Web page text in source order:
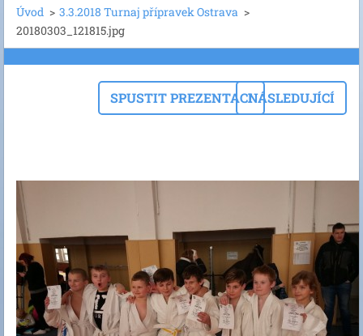
Úvod > 3.3.2018 Turnaj přípravek Ostrava >
20180303_121815.jpg
SPUSTIT PREZENTACINÁSLEDUJÍCÍ